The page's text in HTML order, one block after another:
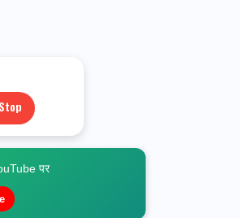
पर